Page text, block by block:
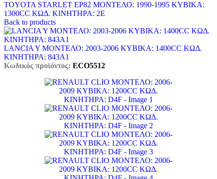
TOYOTA STARLET EP82 ΜΟΝΤΕΛΟ: 1990-1995 ΚΥΒΙΚΑ:
1300CC ΚΩΔ. ΚΙΝΗΤΗΡΑ: 2E
Back to products
LANCIA Y ΜΟΝΤΕΛΟ: 2003-2006 ΚΥΒΙΚΑ: 1400CC ΚΩΔ.
ΚΙΝΗΤΗΡΑ: 843A1
Κωδικός προϊόντος: ECO5512